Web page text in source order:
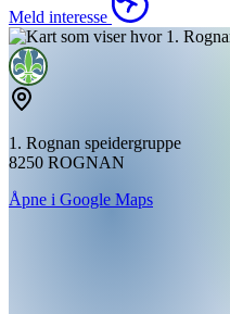
Meld interesse
1. Rognan speidergruppe
8250 ROGNAN
Åpne i Google Maps